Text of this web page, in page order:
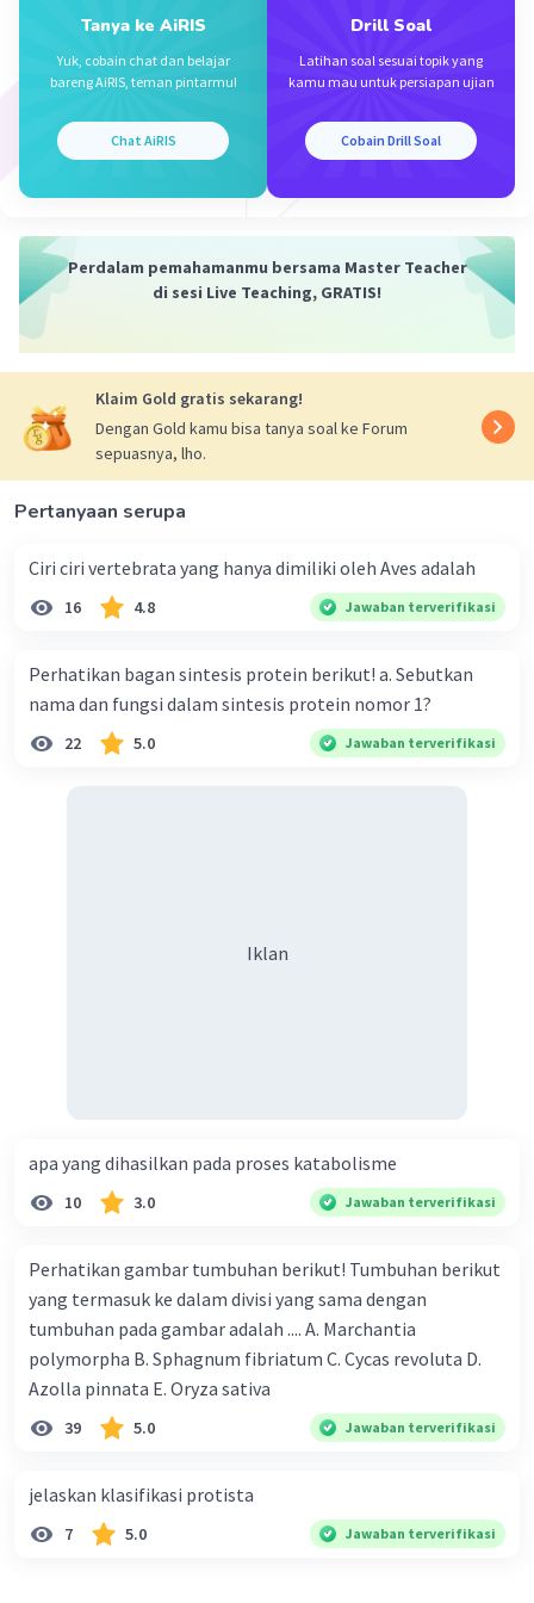
Tanya ke AiRIS
Yuk, cobain chat dan belajar
bareng AiRIS, teman pintarmu!
Chat AiRIS
Drill Soal
Latihan soal sesuai topik yang
kamu mau untuk persiapan ujian
Cobain Drill Soal
Perdalam pemahamanmu bersama Master Teacher
di sesi Live Teaching, GRATIS!
Klaim Gold gratis sekarang!
Dengan Gold kamu bisa tanya soal ke Forum
sepuasnya, lho.
Pertanyaan serupa
Ciri ciri vertebrata yang hanya dimiliki oleh Aves adalah
16 4.8 Jawaban terverifikasi
Perhatikan bagan sintesis protein berikut! a. Sebutkan
nama dan fungsi dalam sintesis protein nomor 1?
22 5.0 Jawaban terverifikasi
Iklan
apa yang dihasilkan pada proses katabolisme
10 3.0 Jawaban terverifikasi
Perhatikan gambar tumbuhan berikut! Tumbuhan berikut
yang termasuk ke dalam divisi yang sama dengan
tumbuhan pada gambar adalah .... A. Marchantia
polymorpha B. Sphagnum fibriatum C. Cycas revoluta D.
Azolla pinnata E. Oryza sativa
39 5.0 Jawaban terverifikasi
jelaskan klasifikasi protista
7 5.0 Jawaban terverifikasi